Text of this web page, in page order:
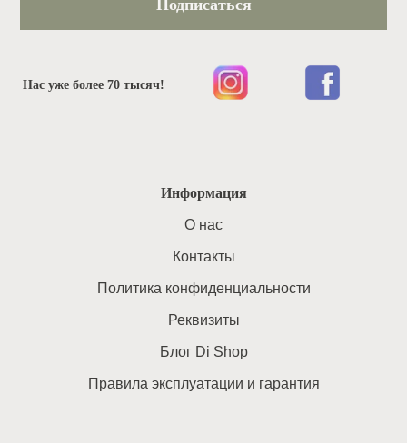
Информация
O нас
Контакты
Политика конфиденциальности
Реквизиты
Блог Di Shop
Правила эксплуатации и гарантия
Подписаться
Нас уже более 70 тысяч!